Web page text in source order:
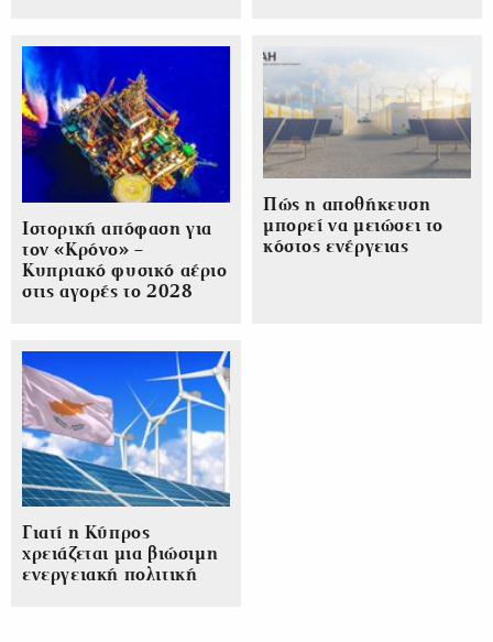
Ιστορική απόφαση για
τον «Κρόνο» –
Κυπριακό φυσικό αέριο
στις αγορές το 2028
Πώς η αποθήκευση
μπορεί να μειώσει το
κόστος ενέργειας
Γιατί η Κύπρος
χρειάζεται μια βιώσιμη
ενεργειακή πολιτική